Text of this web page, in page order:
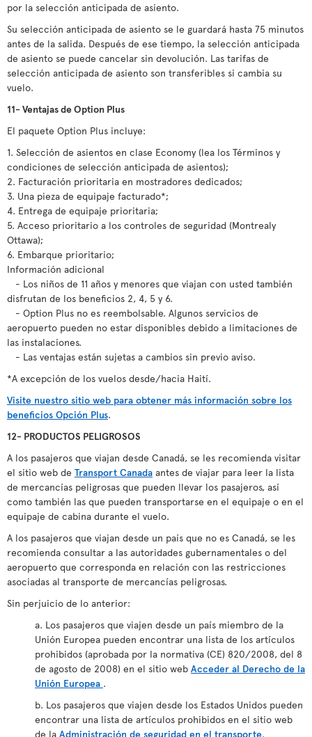
por la selección anticipada de asiento.
Su selección anticipada de asiento se le guardará hasta 75 minutos
antes de la salida. Después de ese tiempo, la selección anticipada
de asiento se puede cancelar sin devolución. Las tarifas de
selección anticipada de asiento son transferibles si cambia su
vuelo.
11- Ventajas de Option Plus
El paquete Option Plus incluye:
1. Selección de asientos en clase Economy (lea los Términos y
condiciones de selección anticipada de asientos);
2. Facturación prioritaria en mostradores dedicados;
3. Una pieza de equipaje facturado*;
4. Entrega de equipaje prioritaria;
5. Acceso prioritario a los controles de seguridad (Montrealy
Ottawa);
6. Embarque prioritario;
Información adicional
- Los niños de 11 años y menores que viajan con usted también
disfrutan de los beneficios 2, 4, 5 y 6.
- Option Plus no es reembolsable. Algunos servicios de
aeropuerto pueden no estar disponibles debido a limitaciones de
las instalaciones.
- Las ventajas están sujetas a cambios sin previo aviso.
*A excepción de los vuelos desde/hacia Haití.
Visite nuestro sitio web para obtener más información sobre los
beneficios Opción Plus.
12- PRODUCTOS PELIGROSOS
A los pasajeros que viajan desde Canadá, se les recomienda visitar
el sitio web de Transport Canada antes de viajar para leer la lista
de mercancías peligrosas que pueden llevar los pasajeros, así
como también las que pueden transportarse en el equipaje o en el
equipaje de cabina durante el vuelo.
A los pasajeros que viajan desde un país que no es Canadá, se les
recomienda consultar a las autoridades gubernamentales o del
aeropuerto que corresponda en relación con las restricciones
asociadas al transporte de mercancías peligrosas.
Sin perjuicio de lo anterior:
a. Los pasajeros que viajen desde un país miembro de la
Unión Europea pueden encontrar una lista de los artículos
prohibidos (aprobada por la normativa (CE) 820/2008, del 8
de agosto de 2008) en el sitio web Acceder al Derecho de la
Unión Europea .
b. Los pasajeros que viajen desde los Estados Unidos pueden
encontrar una lista de artículos prohibidos en el sitio web
de la Administración de seguridad en el transporte.